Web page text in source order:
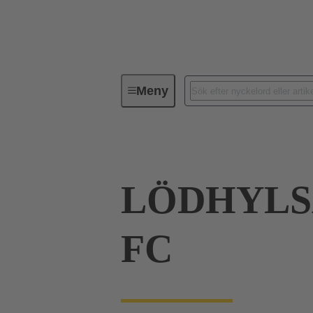
MenySerie
FC